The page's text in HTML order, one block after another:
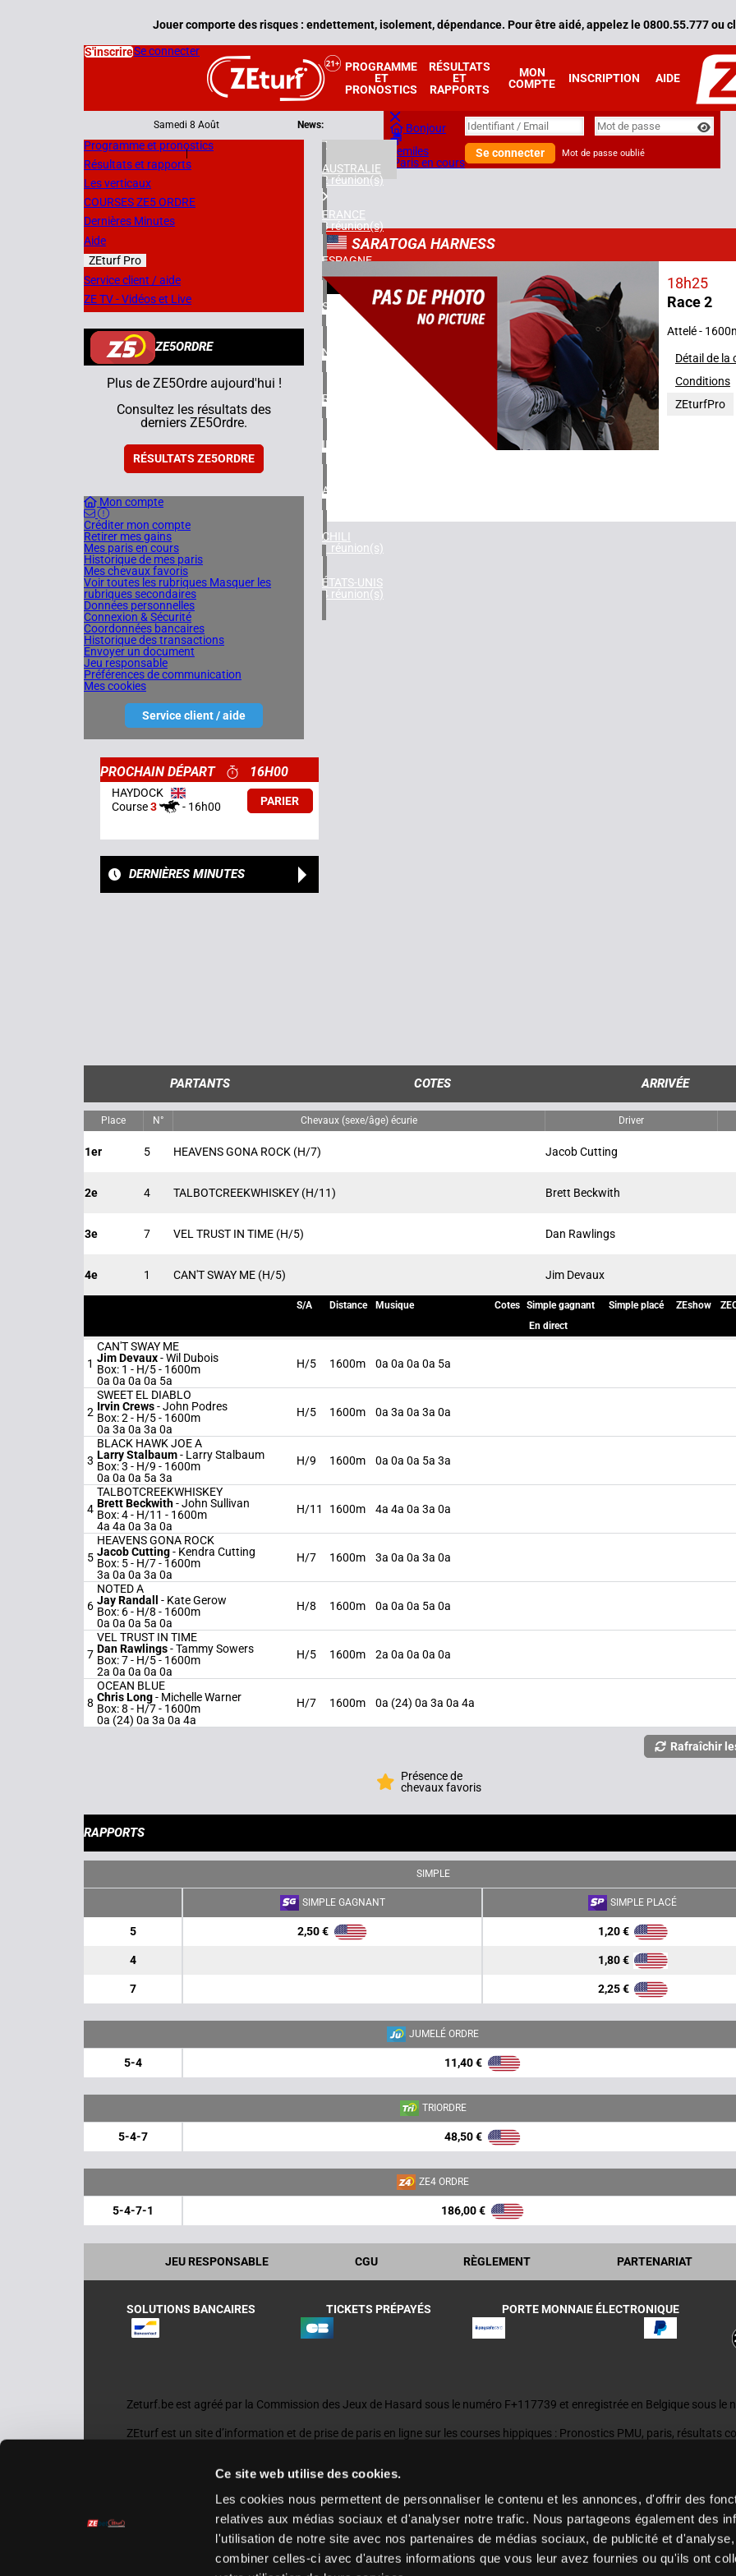
Ce site web utilise des cookies.
Les cookies nous permettent de personnaliser le contenu et les annonces, d'offrir des
relatives aux médias sociaux et d'analyser notre trafic. Nous partageons également des
l'utilisation de notre site avec nos partenaires de médias sociaux, de publicité et
combiner celles-ci avec d'autres informations que vous leur avez fournies ou qu'ils ont
Jouer comporte des risques : endettement, isolement, dépendance. Pour être aidé, appelez le 0800.55.777 ou
PROGRAMME
ET
PRONOSTICS
RÉSULTATS
ET
RAPPORTS
MON
COMPTE
INSCRIPTION AIDE
S'inscrireSe connecter
Bonjour
Zemiles
Paris en cours
Identifiant
Identifiant / Email Mot de passe
Se connecter Mot de passe oublié
Samedi 8 Août
|
News:
Programme et pronostics
Résultats et rapports
Les verticaux
COURSES ZE5 ORDRE
Dernières Minutes
Aide
ZEturf Pro
Service client / aide
ZE TV - Vidéos et Live
ZE5ORDRE
Plus de ZE5Ordre aujourd'hui !
Consultez les résultats des
derniers ZE5Ordre.
RÉSULTATS ZE5ORDRE
Mon compte
Créditer mon compte
Retirer mes gains
Mes paris en cours
Historique de mes paris
Mes chevaux favoris
Voir toutes les rubriques Masquer les
rubriques secondaires
Données personnelles
Connexion & Sécurité
Coordonnées bancaires
Historique des transactions
Envoyer un document
Jeu responsable
Préférences de communication
Mes cookies
Service client / aide
AUSTRALIE
2 réunion(s)
FRANCE
3 réunion(s)
ESPAGNE
SUÈDE
2 réunion(s)
NORVÈGE
1 réunion(s)
ROYAUME-UNI
4 réunion(s)
IRLANDE
1 réunion(s)
ARGENTINE
1 réunion(s)
CHILI
1 réunion(s)
ÉTATS-UNIS
4 réunion(s)
SARATOGA HARNESS
2
09/04/2025
18h25
Race 2
Attelé -
Détail de la
Conditions
ZEturfPro
PROCHAIN DÉPART 16H00
HAYDOCK
Course3 - 16h00 PARIER
DERNIÈRES MINUTES
PARTANTS COTES ARRIVÉE
Place N° Chevaux (sexe/âge) écurie Driver
1er 5 HEAVENS GONA ROCK (H/7) Jacob Cutting
2e 4 TALBOTCREEKWHISKEY (H/11) Brett Beckwith
3e 7 VEL TRUST IN TIME (H/5) Dan Rawlings
4e 1 CAN'T SWAY ME (H/5) Jim Devaux
S/A Distance Musique Cotes Simple gagnant Simple placé ZEshow
En direct
1
CAN'T SWAY ME
Jim Devaux-Wil Dubois
Box: 1 - H/5 - 1600m
0a 0a 0a 0a 5a
H/5 1600m 0a 0a 0a 0a 5a
2
SWEET EL DIABLO
Irvin Crews-John Podres
Box: 2 - H/5 - 1600m
0a 3a 0a 3a 0a
H/5 1600m 0a 3a 0a 3a 0a
3
BLACK HAWK JOE A
Larry Stalbaum- Larry Stalbaum
Box: 3 - H/9 - 1600m
0a 0a 0a 5a 3a
H/9 1600m 0a 0a 0a 5a 3a
4
TALBOTCREEKWHISKEY
Brett Beckwith-John Sullivan
Box: 4 - H/11 - 1600m
4a 4a 0a 3a 0a
H/11 1600m 4a 4a 0a 3a 0a
5
HEAVENS GONA ROCK
Jacob Cutting- Kendra Cutting
Box: 5 - H/7 - 1600m
3a 0a 0a 3a 0a
H/7 1600m 3a 0a 0a 3a 0a
6
NOTED A
Jay Randall - Kate Gerow
Box: 6 - H/8 - 1600m
0a 0a 0a 5a 0a
H/8 1600m 0a 0a 0a 5a 0a
7
VEL TRUST IN TIME
Dan Rawlings-Tammy Sowers
Box: 7 - H/5 - 1600m
2a 0a 0a 0a 0a
H/5 1600m 2a 0a 0a 0a 0a
8
OCEAN BLUE
Chris Long- Michelle Warner
Box: 8 - H/7 - 1600m
0a (24) 0a 3a 0a 4a
H/7 1600m 0a (24) 0a 3a 0a 4a
Rafraîchir
Présence de
chevaux favoris
RAPPORTS
SIMPLE
SIMPLE GAGNANT SIMPLE PLACÉ
5 2,50 € 1,20 €
4 1,80 €
7 2,25 €
JUMELÉ ORDRE
5-4 11,40 €
TRIORDRE
5-4-7 48,50 €
ZE4 ORDRE
5-4-7-1 186,00 €
JEU RESPONSABLE CGU RÈGLEMENT PARTENARIAT
SOLUTIONS BANCAIRES TICKETS PRÉPAYÉS PORTE MONNAIE ÉLECTRONIQUE
Zeturf.be est agréé par la Commission des Jeux de Hasard sous le numéro F+117739 et enregistrée en Belgique sous le
ZEturf est un site d’information et de prise de paris en ligne sur les courses hippiques : Pronostics PMU, paris, résultats
statistiques, analyses, conseils et pronostics fournis le sont à titre purement informatif et ne sauraient engager la
Betting and Gaming France (OBGF).
interdiction volontaire de jeux
Toute personne souhaitant faire l'objet d'une interdiction de
Commission des Jeux de Hasard (CJH) en Belgique.
Police Roboto (Google Fonts). - Licence SIL Open Font License (OFL) - version 1.1